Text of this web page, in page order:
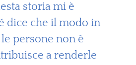
storia mi è
dice che il modo in
persone non è
a renderle